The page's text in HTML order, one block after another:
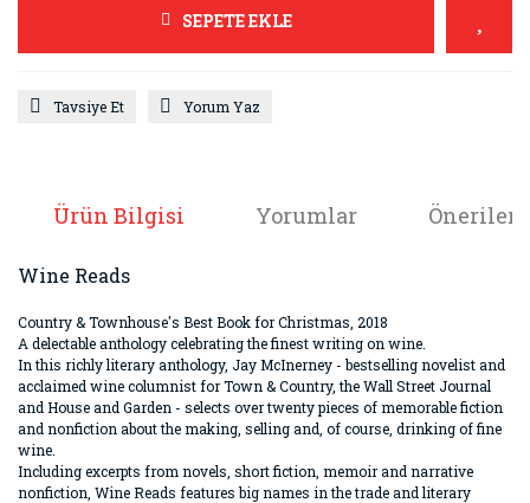
SEPETE EKLE
Tavsiye Et Yorum Yaz
Ürün Bilgisi Yorumlar
Wine Reads
Country & Townhouse's Best Book for Christmas, 2018
A delectable anthology celebrating the finest writing on wine.
In this richly literary anthology, Jay McInerney - bestselling novelist and
acclaimed wine columnist for Town & Country, the Wall Street Journal
and House and Garden - selects over twenty pieces of memorable fiction
and nonfiction about the making, selling and, of course, drinking of fine
wine.
Including excerpts from novels, short fiction, memoir and narrative
nonfiction, Wine Reads features big names in the trade and literary